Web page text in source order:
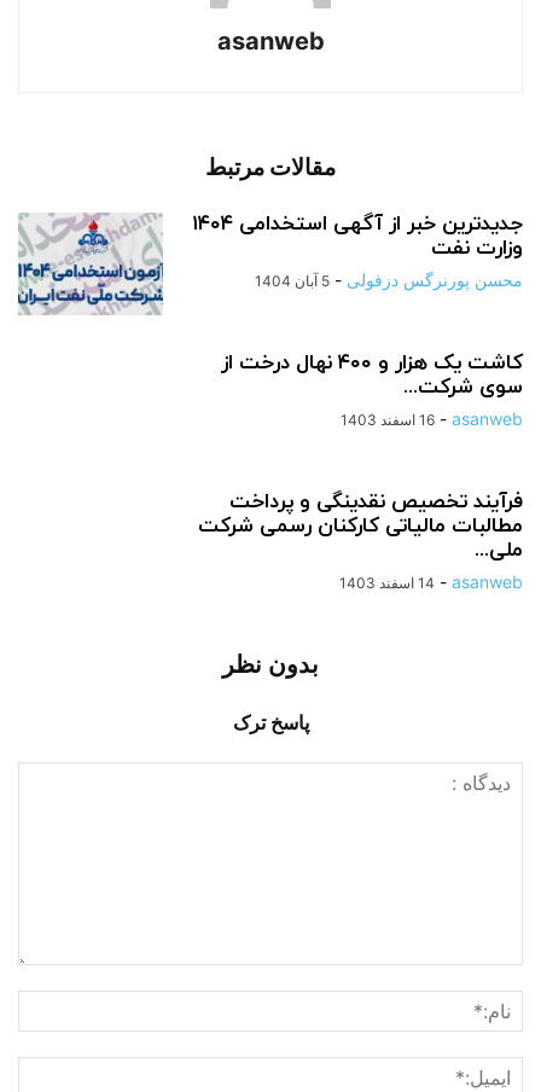
asanweb
مقالات مرتبط
جدیدترین خبر از آگهی استخدامی ۱۴۰۴
وزارت نفت
محسن پورنرگس دزفولی - 5 آبان 1404
کاشت یک هزار و ۴۰۰ نهال درخت از
سوی شرکت...
asanweb
- 16 اسفند 1403
فرآیند تخصیص نقدینگی و پرداخت
مطالبات مالیاتی کارکنان رسمی شرکت
ملی...
asanweb
- 14 اسفند 1403
بدون نظر
پاسخ ترک